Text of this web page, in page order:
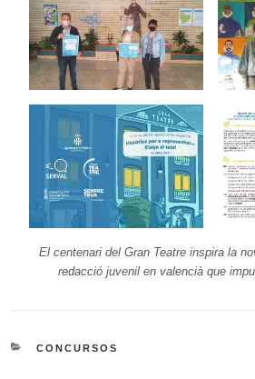
El centenari del Gran Teatre inspira la
redacció juvenil en valencià que
CATEGORIES
CONCURSOS